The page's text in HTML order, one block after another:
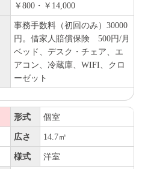
￥800・￥14,000
事務手数料（初回のみ）30000
円。借家人賠償保険 500円/月
ベッド、デスク・チェア、エ
アコン、冷蔵庫、WIFI、クロ
ーゼット
形式 個室
広さ 14.7㎡
様式 洋室